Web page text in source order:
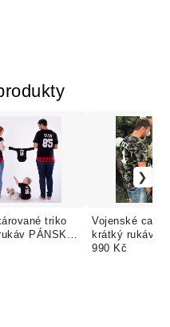
triko
PÁNSKÉ,
+ DĚTSKÉ
Vojenské
krátký rukáv
DÁMSKÉ +
990 Kč